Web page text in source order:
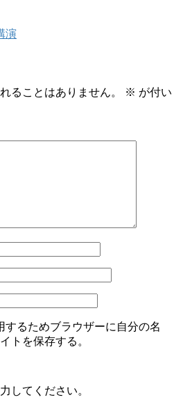
演
ることはありません。 ※ が付い
するためブラウザーに自分の名
トを保存する。
してください。